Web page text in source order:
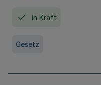
In Kraft
Gesetz